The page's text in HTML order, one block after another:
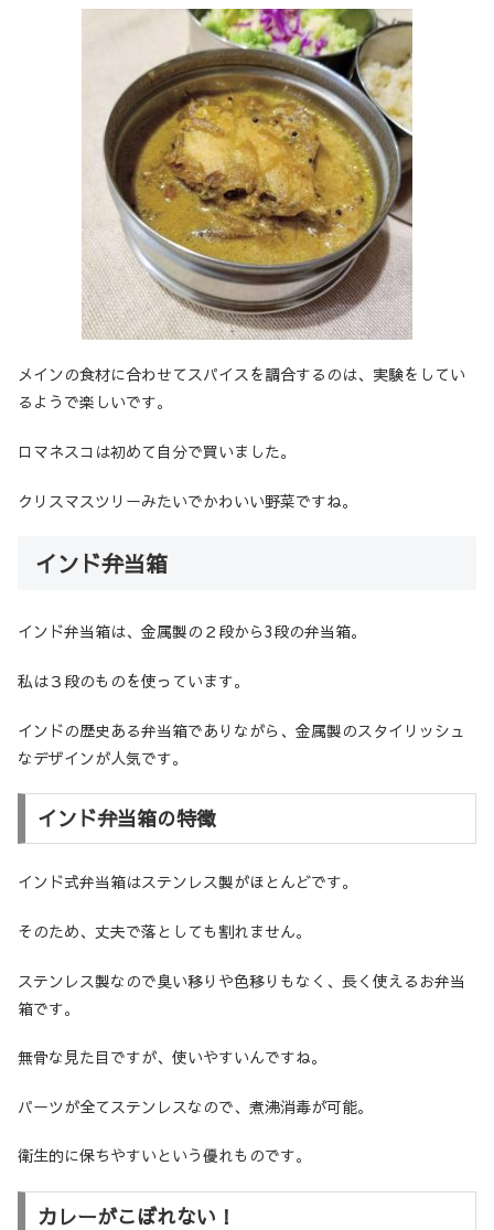
メインの食材に合わせてスパイスを調合するのは、実験をしてい
るようで楽しいです。
ロマネスコは初めて自分で買いました。
クリスマスツリーみたいでかわいい野菜ですね。
インド弁当箱
インド弁当箱は、金属製の２段から3段の弁当箱。
私は３段のものを使っています。
インドの歴史ある弁当箱でありながら、金属製のスタイリッシュ
なデザインが人気です。
インド弁当箱の特徴
インド式弁当箱はステンレス製がほとんどです。
そのため、丈夫で落としても割れません。
ステンレス製なので臭い移りや色移りもなく、長く使えるお弁当
箱です。
無骨な見た目ですが、使いやすいんですね。
パーツが全てステンレスなので、煮沸消毒が可能。
衛生的に保ちやすいという優れものです。
カレーがこぼれない！